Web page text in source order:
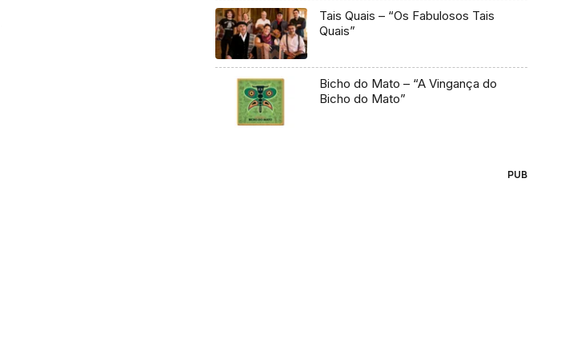
Tais Quais – “Os Fabulosos Tais
Quais”
Bicho do Mato – “A Vingança do
Bicho do Mato”
PUB